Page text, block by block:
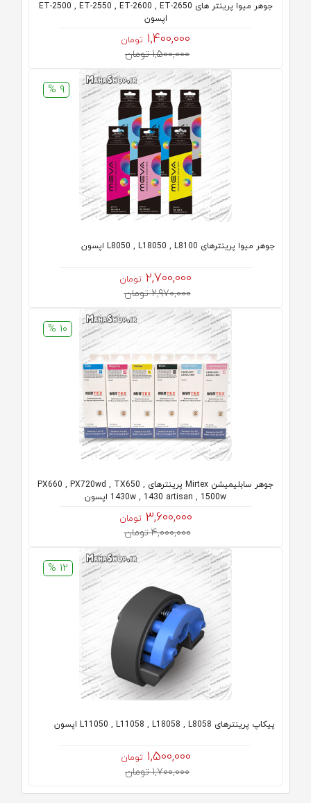
جوهر میوا پرینتر های ET-2500 , ET-2550 , ET-2600 , ET-2650
اپسون
1,400,000 تومان
1,500,000 تومان
9 %
جوهر میوا پرینترهای L8050 , L18050 , L8100 اپسون
2,700,000 تومان
2,970,000 تومان
10 %
جوهر سابلیمیشن Mirtex پرینترهای PX660 , PX720wd , TX650 ,
1430w , 1430 artisan , 1500w اپسون
3,600,000 تومان
4,000,000 تومان
12 %
پیکاپ پرینترهای L11050 , L11058 , L18058 , L8058 اپسون
1,500,000 تومان
1,700,000 تومان